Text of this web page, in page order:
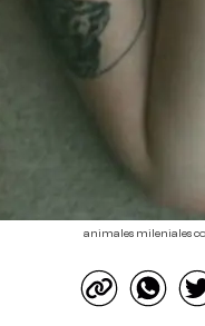
animales mileniales